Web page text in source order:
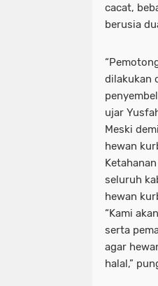
cacat,
berusia
dilakukan
ujar
Meski
hewan
seluruh
hewan
“Kami
serta
agar
halal,”